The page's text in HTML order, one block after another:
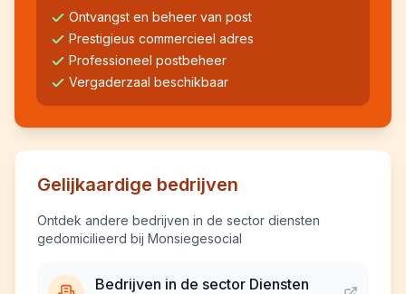
Ontvangst en beheer van post
Prestigieus commercieel adres
Professioneel postbeheer
Vergaderzaal beschikbaar
Gelijkaardige bedrijven
Ontdek andere bedrijven in de sector diensten
gedomicilieerd bij Monsiegesocial
Bedrijven in de sector Diensten